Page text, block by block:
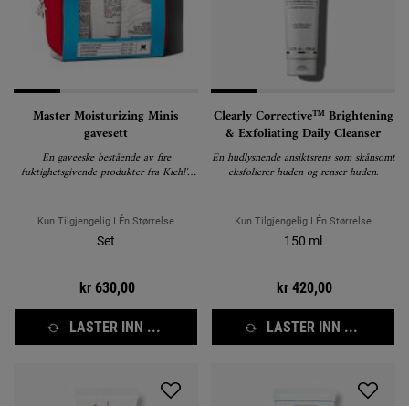
Master Moisturizing Minis
gavesett
En gaveeske bestående av fire
fuktighetsgivende produkter fra Kiehl's
Kun Tilgjengelig I Én Størrelse
Set
kr 630,00
LASTER INN ...
Clearly Corrective™ Brightening
& Exfoliating Daily Cleanser
En hudlysnende ansiktsrens som skånsomt
eksfolierer huden og renser huden.
Kun Tilgjengelig I Én Størrelse
150 ml
kr 420,00
LASTER INN ...